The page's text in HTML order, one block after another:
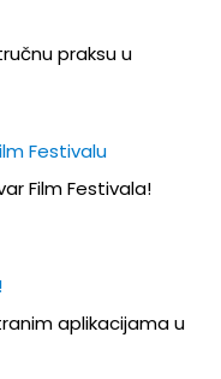
praksu u
Festivalu
Film Festivala!
aplikacijama u